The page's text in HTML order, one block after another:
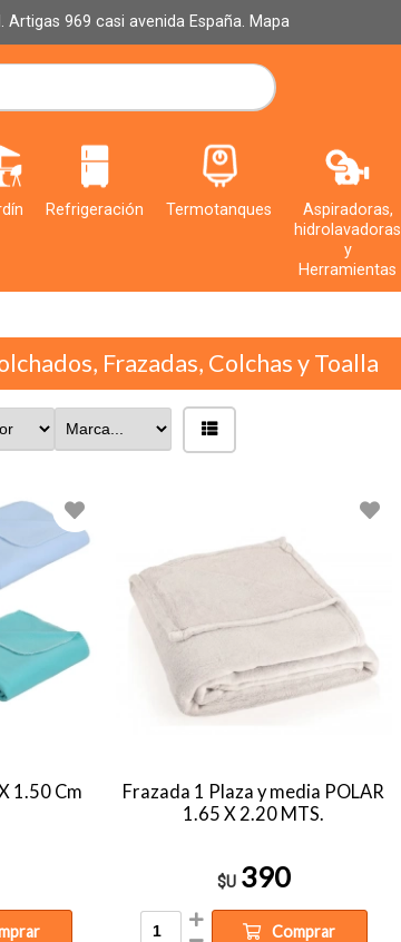
Artigas 969 casi avenida España. Mapa
Refrigeración Termotanques
Aspiradoras,
hidrolavadoras
y
Herramientas
Frazadas, Colchas y Toalla
1.50 Cm
Frazada 1 Plaza y media POLAR
1.65 X 2.20 MTS.
$U 390
Comprar